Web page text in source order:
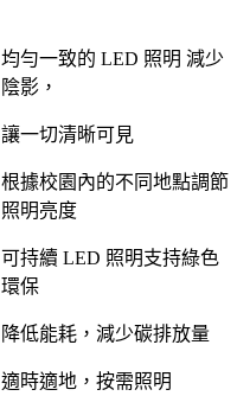
均勻一致的 LED 照明 減少
陰影，
讓一切清晰可見
根據校園內的不同地點調節
照明亮度
可持續 LED 照明支持綠色
環保
降低能耗，減少碳排放量
適時適地，按需照明